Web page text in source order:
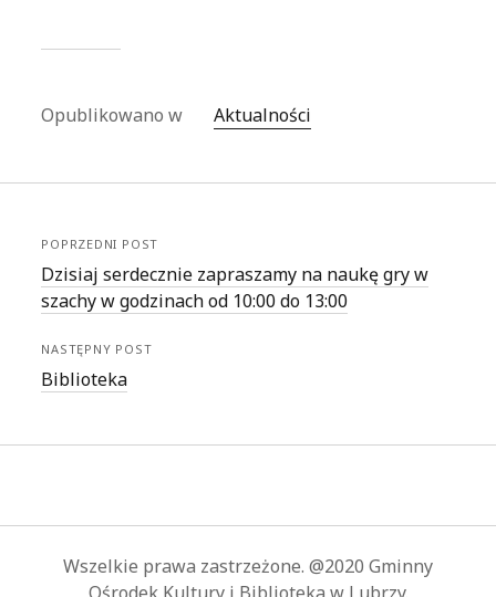
Opublikowano w Aktualności
POPRZEDNI POST
Dzisiaj serdecznie zapraszamy na naukę gry w
szachy w godzinach od 10:00 do 13:00
NASTĘPNY POST
Biblioteka
Wszelkie prawa zastrzeżone. @2020 Gminny